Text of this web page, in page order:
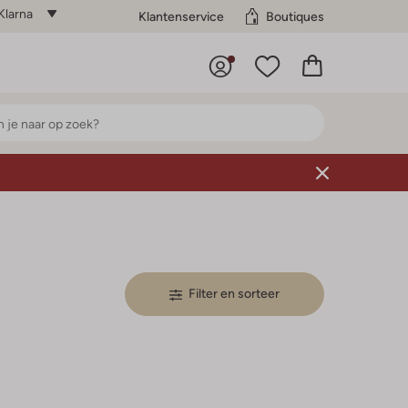
Klantenservice Boutiques
Filter en sorteer